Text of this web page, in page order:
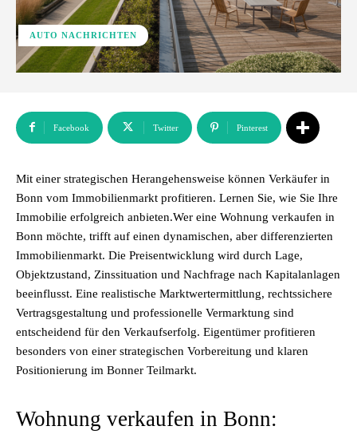
AUTO NACHRICHTEN
Facebook Twitter Pinterest
Mit einer strategischen Herangehensweise können Verkäufer in
Bonn vom Immobilienmarkt profitieren. Lernen Sie, wie Sie Ihre
Immobilie erfolgreich anbieten.Wer eine Wohnung verkaufen in
Bonn möchte, trifft auf einen dynamischen, aber differenzierten
Immobilienmarkt. Die Preisentwicklung wird durch Lage,
Objektzustand, Zinssituation und Nachfrage nach Kapitalanlagen
beeinflusst. Eine realistische Marktwertermittlung, rechtssichere
Vertragsgestaltung und professionelle Vermarktung sind
entscheidend für den Verkaufserfolg. Eigentümer profitieren
besonders von einer strategischen Vorbereitung und klaren
Positionierung im Bonner Teilmarkt.
Wohnung verkaufen in Bonn: